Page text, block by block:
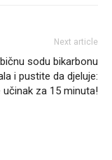
Next article
sodu bikarbonu
i pustite da djeluje:
učinak za 15 minuta!